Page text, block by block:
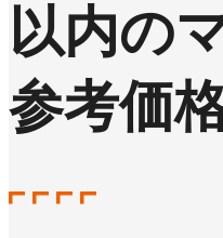
以内の
参考価